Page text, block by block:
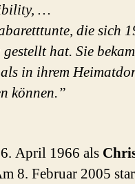
…
die sich
hat. Sie
in ihrem
können.”
April 1966 als
8. Februar 2005